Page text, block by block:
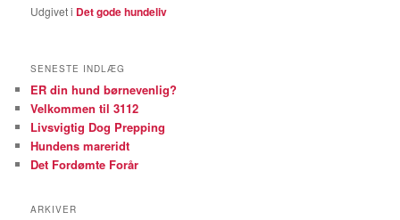
Udgivet i Det gode hundeliv
SENESTE INDLÆG
ER din hund børnevenlig?
Velkommen til 3112
Livsvigtig Dog Prepping
Hundens mareridt
Det Fordømte Forår
ARKIVER